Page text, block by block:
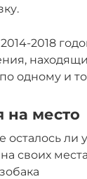
2018
одному и
на место
ли
своих